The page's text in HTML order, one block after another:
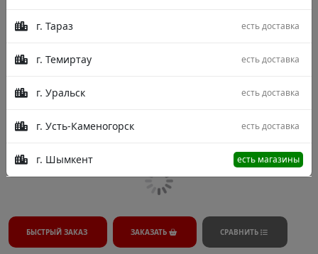
г. Тараз есть доставка
г. Темиртау есть доставка
г. Уральск есть доставка
г. Усть-Каменогорск есть доставка
г. Шымкент есть магазины
Описание Характеристики
БЫСТРЫЙ ЗАКАЗ ЗАКАЗАТЬ СРАВНИТЬ